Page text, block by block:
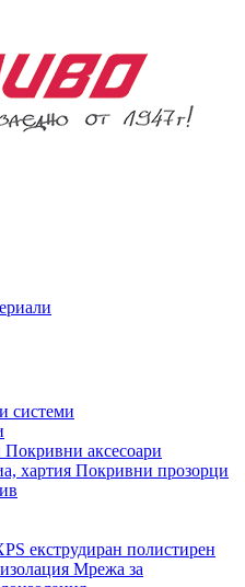
системи
Покривни аксесоари
хартия Покривни прозорци
екструдиран полистирен
Мрежа за